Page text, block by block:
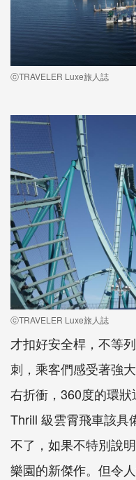
ⓒTRAVELER Luxe旅人誌
ⓒTRAVELER Luxe旅人誌
才扣好安全桿，不等
刺，乘客們感受著強
右折衝，360度的環狀
Thrill 級雲霄飛車該具
不了，如果不特別說
樂園的新傑作。但令